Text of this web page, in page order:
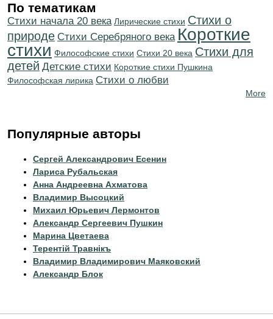
По тематикам
Cтихи начала 20 века Лирические стихи Стихи о
природе Cтихи Серебряного века Короткие
стихи Философские стихи Стихи 20 века Стихи для
детей Детские стихи Короткие стихи Пушкина
Философская лирика Стихи о любви
More
Популярные авторы
Сергей Александрович Есенин
Лариса Рубальская
Анна Андреевна Ахматова
Владимир Высоцкий
Михаил Юрьевич Лермонтов
Александр Сергеевич Пушкин
Марина Цветаева
Терентiй Травнiкъ
Владимир Владимирович Маяковский
Александр Блок